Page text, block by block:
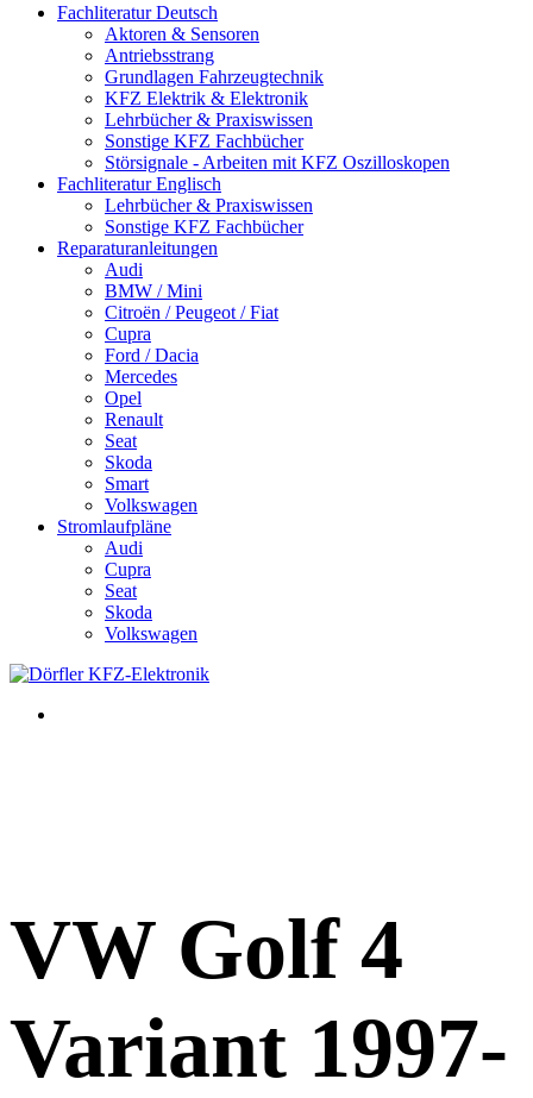
Fachliteratur Deutsch
Aktoren & Sensoren
Antriebsstrang
Grundlagen Fahrzeugtechnik
KFZ Elektrik & Elektronik
Lehrbücher & Praxiswissen
Sonstige KFZ Fachbücher
Störsignale - Arbeiten mit KFZ Oszilloskopen
Fachliteratur Englisch
Lehrbücher & Praxiswissen
Sonstige KFZ Fachbücher
Reparaturanleitungen
Audi
BMW / Mini
Citroën / Peugeot / Fiat
Cupra
Ford / Dacia
Mercedes
Opel
Renault
Seat
Skoda
Smart
Volkswagen
Stromlaufpläne
Audi
Cupra
Seat
Skoda
Volkswagen
VW Golf 4
Variant 1997-